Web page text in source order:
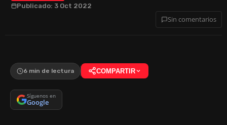
Publicado: 3 Oct 2022
Sin comentarios
6 min de lectura COMPARTIR
Síguenos en
Google